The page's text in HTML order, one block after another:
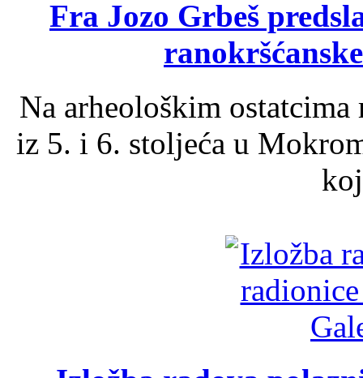
Fra Jozo Grbeš
Na arheološkim
iz 5. i 6. stoljeća u